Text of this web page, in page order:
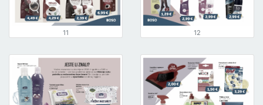
11 12